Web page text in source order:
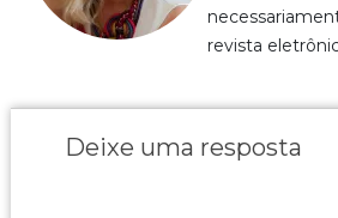
revista
Deixe uma resposta